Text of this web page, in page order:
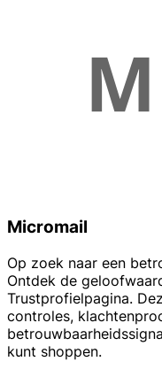
Micromail
Op zoek naar een
Ontdek de
Trustprofielpagina.
controles,
kunt shoppen.